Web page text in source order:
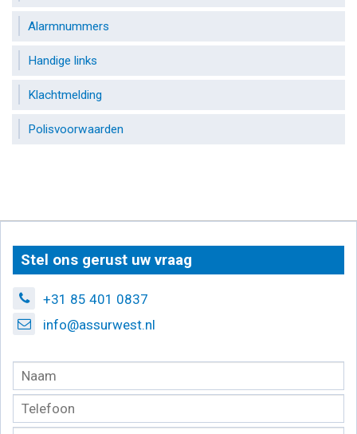
Alarmnummers
Handige links
Klachtmelding
Polisvoorwaarden
Stel ons gerust uw vraag
+31 85 401 0837
info@assurwest.nl